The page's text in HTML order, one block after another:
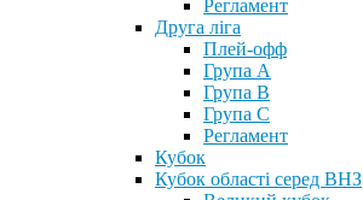
Регламент
Друга ліга
Плей-офф
Група А
Група В
Група С
Регламент
Кубок
Кубок області серед ВНЗ